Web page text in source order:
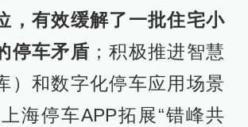
，有效缓解了一批住宅小
停车矛盾 ；积极推进智慧
）和数字化停车应用场景
海停车APP拓展“错峰共